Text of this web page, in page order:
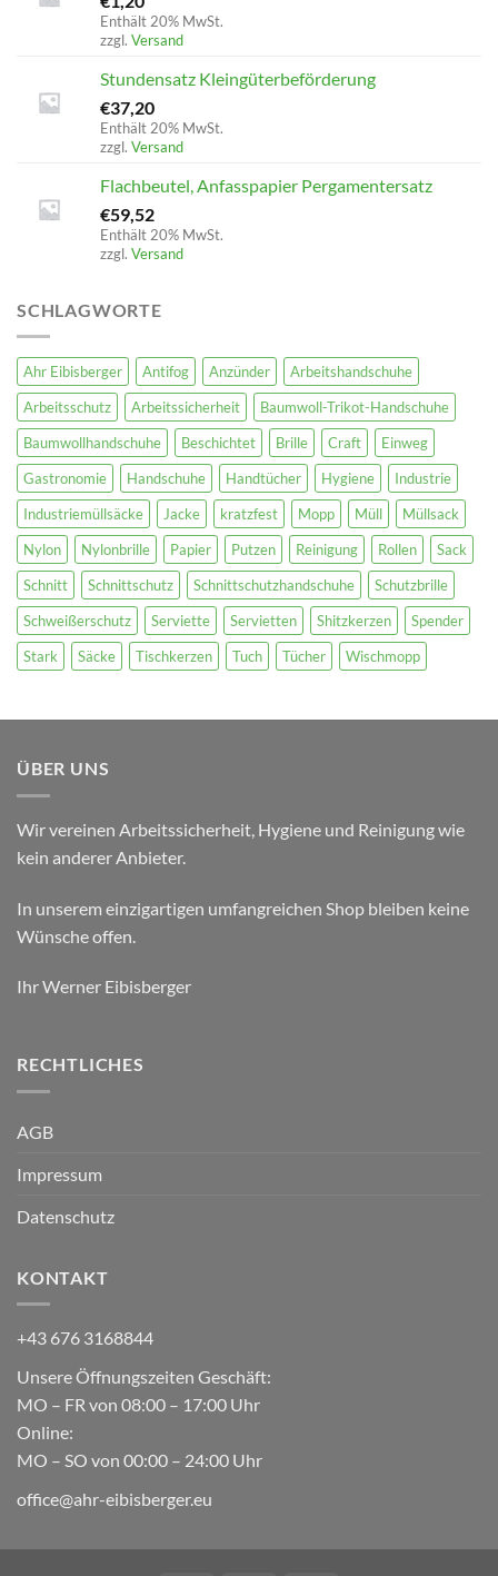
Enthält 20% MwSt.
zzgl. Versand
Stundensatz Kleingüterbeförderung
€37,20
Enthält 20% MwSt.
zzgl. Versand
Flachbeutel, Anfasspapier Pergamentersatz
€59,52
Enthält 20% MwSt.
zzgl. Versand
SCHLAGWORTE
Ahr Eibisberger Antifog Anzünder
Arbeitshandschuhe
Arbeitsschutz
Arbeitssicherheit
Baumwoll-Trikot-Handschuhe
Baumwollhandschuhe
Beschichtet Brille Craft
Einweg
Gastronomie
Handschuhe Handtücher Hygiene
Industrie
Industriemüllsäcke
Jacke kratzfest Mopp Müll
Müllsack
Nylon
Nylonbrille Papier Putzen Reinigung Rollen
Sack
Schnitt
Schnittschutz Schnittschutzhandschuhe
Schutzbrille
Schweißerschutz
Serviette Servietten Shitzkerzen
Spender
Stark
Säcke Tischkerzen Tuch Tücher Wischmopp
ÜBER UNS
Wir vereinen Arbeitssicherheit, Hygiene und Reinigung wie
kein anderer Anbieter.
In unserem einzigartigen umfangreichen Shop bleiben keine
Wünsche offen.
Ihr Werner Eibisberger
RECHTLICHES
AGB
Impressum
Datenschutz
KONTAKT
+43 676 3168844
Unsere Öffnungszeiten Geschäft:
MO – FR von 08:00 – 17:00 Uhr
Online:
MO – SO von 00:00 – 24:00 Uhr
office@ahr-eibisberger.eu